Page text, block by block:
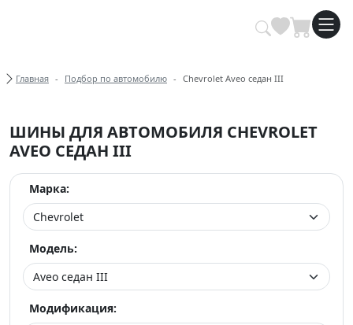
Купить автомобильные шины
Хлебные крошки
Главная Подбор по автомобилю Chevrolet Aveo седан III
ШИНЫ ДЛЯ АВТОМОБИЛЯ CHEVROLET
AVEO СЕДАН III
Марка:
Модель:
Модификация: